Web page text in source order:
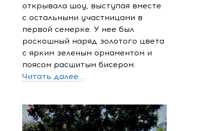
открывала шоу, выступая вместе
с остальными участницами в
первой семерке. У нее был
роскошный наряд золотого цвета
с ярким зеленым орнаментом и
поясом расшитым бисером.
Читать далее...